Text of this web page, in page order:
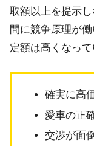
取額以上を提示
間に競争原理が
定額は高くなって
確実に高
愛車の正
交渉が面